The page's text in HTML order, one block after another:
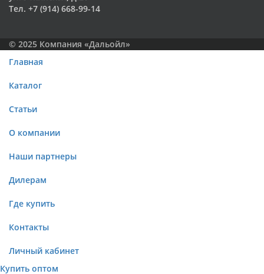
Тел. +7 (914) 668-99-14
© 2025 Компания «Дальойл»
Главная
Каталог
Статьи
О компании
Наши партнеры
Дилерам
Где купить
Контакты
Личный кабинет
Купить оптом